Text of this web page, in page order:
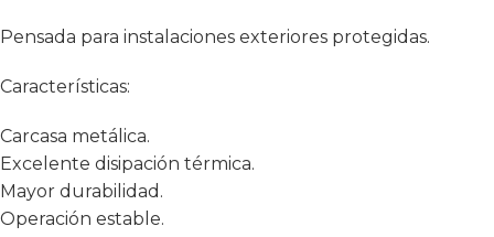
Pensada para instalaciones exteriores protegidas.
Características:
Carcasa metálica.
Excelente disipación térmica.
Mayor durabilidad.
Operación estable.